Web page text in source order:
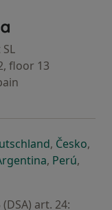
Página de inicio
floor 13
pestaña
nueva pestaña
en una nueva
se abre en
, Českose
,
nueva pestaña
una nueva pestaña
abre en una nueva
se abre en
, Perúse
,
art. 24: